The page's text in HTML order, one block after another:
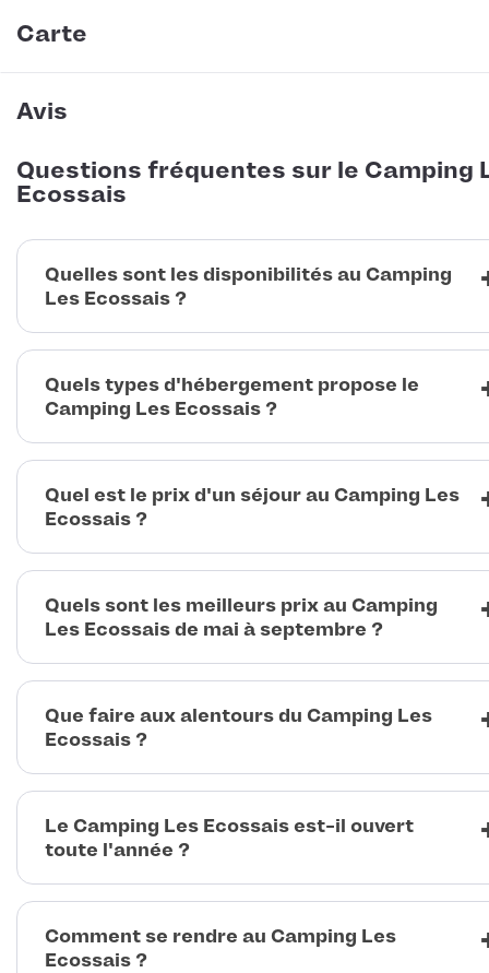
Carte
Avis
Questions fréquentes sur le Camping
Ecossais
Quelles sont les disponibilités au Camping
Les Ecossais ?
Quels types d'hébergement propose le
Camping Les Ecossais ?
Quel est le prix d'un séjour au Camping Les
Ecossais ?
Quels sont les meilleurs prix au Camping
Les Ecossais de mai à septembre ?
Que faire aux alentours du Camping Les
Ecossais ?
Le Camping Les Ecossais est-il ouvert
toute l'année ?
Comment se rendre au Camping Les
Ecossais ?